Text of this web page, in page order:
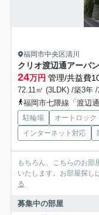
福岡市中央区清川
クリオ渡辺通アーバ
24万円 管理/共益費
72.11㎡ (3LDK) /築3年
福岡市七隈線「渡辺
駐輪場 オートロック
インターネット対応
もちろん、こちらのお部
いたします。お部屋探し
る
募集中の部屋